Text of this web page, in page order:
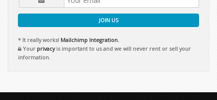
JOIN US
* It really works! Mailchimp Integration.
Your privacyis important to us and we will never rent or sell your
information.